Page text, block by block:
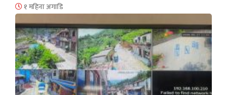
१ महिना अगाडि